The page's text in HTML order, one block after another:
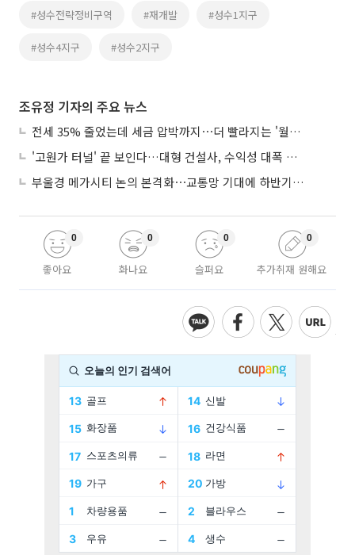
#성수전략정비구역 #재개발 #성수1지구
#성수4지구 #성수2지구
조유정 기자의 주요 뉴스
전세 35% 줄었는데 세금 압박까지⋯더 빨라지는 '월세화'
'고원가 터널' 끝 보인다…대형 건설사, 수익성 대폭 개선
부울경 메가시티 논의 본격화⋯교통망 기대에 하반기 분양시장 '주목'
좋아요
0
화나요
0
슬퍼요
0
추가취재 원해요
0